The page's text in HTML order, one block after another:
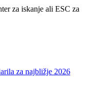
za iskanje ali ESC za
za najbližje 2026